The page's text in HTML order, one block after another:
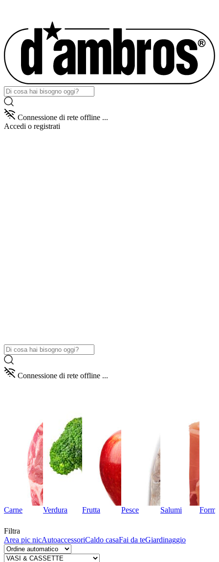
Connessione di rete offline ...
Accedi o registrati
Connessione di rete offline ...
Carne Verdura Frutta Pesce Salumi
Filtra
Area pic nicAutoaccessoriCaldo casaFai da teGiardinaggio